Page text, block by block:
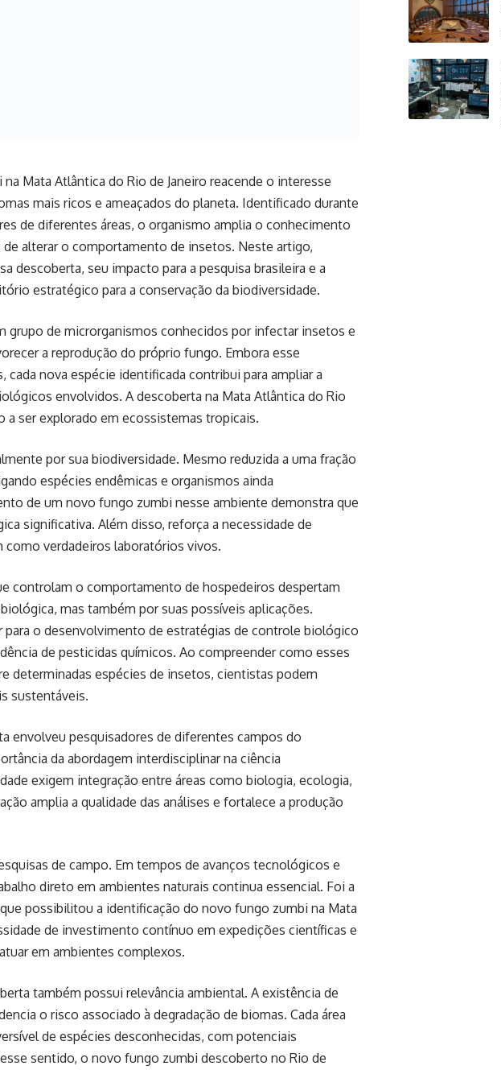
Mata Atlântica do Rio de Janeiro reacende o interesse
mais ricos e ameaçados do planeta. Identificado durante
de diferentes áreas, o organismo amplia o conhecimento
alterar o comportamento de insetos. Neste artigo,
descoberta, seu impacto para a pesquisa brasileira e a
estratégico para a conservação da biodiversidade.
grupo de microrganismos conhecidos por infectar insetos e
a reprodução do próprio fungo. Embora esse
cada nova espécie identificada contribui para ampliar a
envolvidos. A descoberta na Mata Atlântica do Rio
a ser explorado em ecossistemas tropicais.
por sua biodiversidade. Mesmo reduzida a uma fração
espécies endêmicas e organismos ainda
de um novo fungo zumbi nesse ambiente demonstra que
significativa. Além disso, reforça a necessidade de
como verdadeiros laboratórios vivos.
controlam o comportamento de hospedeiros despertam
mas também por suas possíveis aplicações.
para o desenvolvimento de estratégias de controle biológico
de pesticidas químicos. Ao compreender como esses
determinadas espécies de insetos, cientistas podem
sustentáveis.
envolveu pesquisadores de diferentes campos do
da abordagem interdisciplinar na ciência
exigem integração entre áreas como biologia, ecologia,
amplia a qualidade das análises e fortalece a produção
de campo. Em tempos de avanços tecnológicos e
direto em ambientes naturais continua essencial. Foi a
possibilitou a identificação do novo fungo zumbi na Mata
de investimento contínuo em expedições científicas e
em ambientes complexos.
também possui relevância ambiental. A existência de
o risco associado à degradação de biomas. Cada área
de espécies desconhecidas, com potenciais
sentido, o novo fungo zumbi descoberto no Rio de